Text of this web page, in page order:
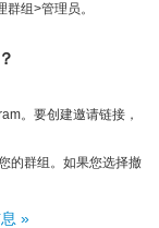
组>管理员。
。要创建邀请链接，
的群组。如果您选择撤
»